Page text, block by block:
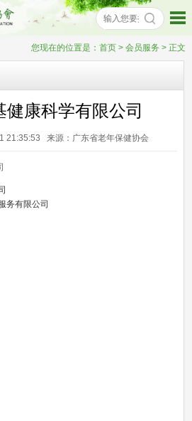
您现在的位置是：首页 > 会员服务 > 正文
健康科学有限公司
21:35:53 来源：广东省老年保健协会
务有限公司